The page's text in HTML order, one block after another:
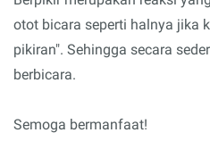
otot bicara seperti halnya jika
pikiran". Sehingga secara
berbicara.
Semoga bermanfaat!